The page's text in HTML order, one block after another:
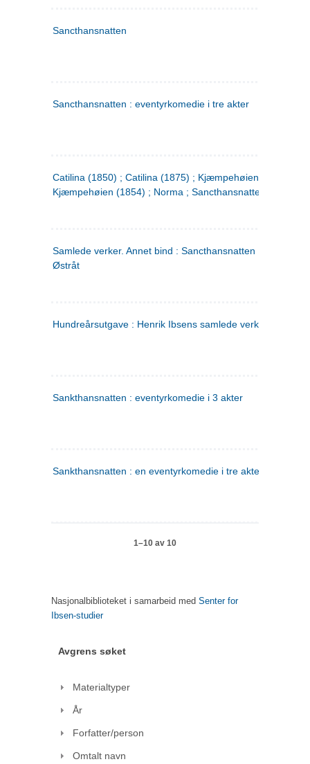
Sancthansnatten
Sancthansnatten : eventyrkomedie i tre akter
Catilina (1850) ; Catilina (1875) ; Kjæmpehøien (1850) ;
Kjæmpehøien (1854) ; Norma ; Sancthansnatten
Samlede verker. Annet bind : Sancthansnatten ; Fru Inger
Østråt
Hundreårsutgave : Henrik Ibsens samlede verker. 2
Sankthansnatten : eventyrkomedie i 3 akter
Sankthansnatten : en eventyrkomedie i tre akter
1–10 av 10
Nasjonalbiblioteket i samarbeid med Senter for
Ibsen-studier
Avgrens søket
Materialtyper
År
Forfatter/person
Omtalt navn